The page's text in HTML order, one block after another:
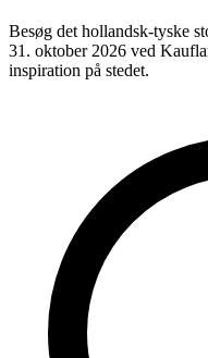
Besøg det hollandsk-tyske
31. oktober 2026 ved
inspiration på stedet.